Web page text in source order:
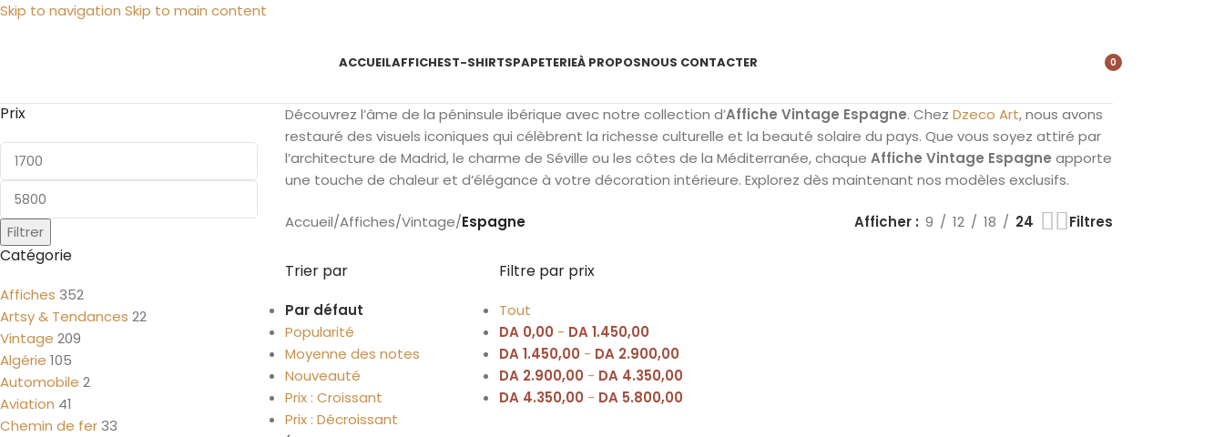
Skip to navigation Skip to main content
ACCUEILAFFICHEST-SHIRTSPAPETERIEÀ PROPOSNOUS CONTACTER
0
Prix
Filtrer
Catégorie
Affiches 352
Artsy & Tendances 22
Vintage 209
Algérie 105
Automobile 2
Aviation 41
Chemin de fer 33
Découvrez l’âme de la péninsule ibérique avec notre collection d’Affiche Vintage Espagne. Chez Dzeco Art, nous avons
restauré des visuels iconiques qui célèbrent la richesse culturelle et la beauté solaire du pays. Que vous soyez attiré par
l’architecture de Madrid, le charme de Séville ou les côtes de la Méditerranée, chaque Affiche Vintage Espagne apporte
une touche de chaleur et d’élégance à votre décoration intérieure. Explorez dès maintenant nos modèles exclusifs.
Accueil/Affiches/Vintage/Espagne Afficher 9 12 18 24 Filtres
Trier par
Par défaut
Popularité
Moyenne des notes
Nouveauté
Prix : Croissant
Prix : Décroissant
Filtre par prix
Tout
DA0,00 - DA1.450,00
DA1.450,00 - DA2.900,00
DA2.900,00 - DA4.350,00
DA4.350,00 - DA5.800,00